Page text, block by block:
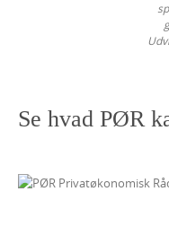
Se hvad PØR